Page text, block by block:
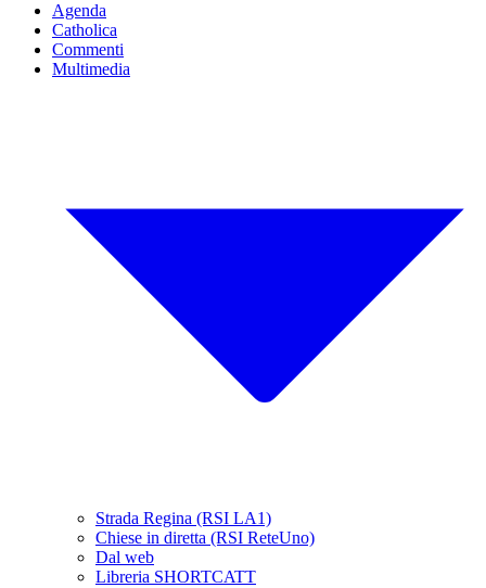
Agenda
Catholica
Commenti
Multimedia
Strada Regina (RSI LA1)
Chiese in diretta (RSI ReteUno)
Dal web
Libreria SHORTCATT